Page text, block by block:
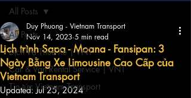
All Posts
Dịch Vụ Thuê Xe | VNT
Car & Van Rental Service | VNT
Tin tức Vietnam Transport
All Posts
Lịch trình Sapa - Moana - Fansipan: 3
Ngày Bằng Xe Limousine Cao Cấp của
Vietnam Transport
Duy Phuong - Vietnam Transport
Nov 14, 2023 5 min read
Updated:Jul 25, 2024